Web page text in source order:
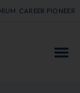
CAREER PIONEER